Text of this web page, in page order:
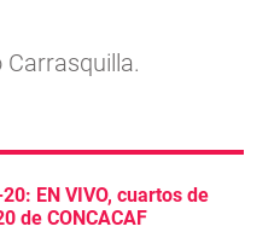
EN VIVO, cuartos de
de CONCACAF